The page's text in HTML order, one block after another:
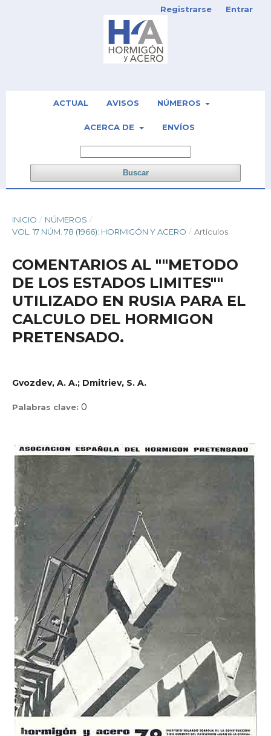
ACTUAL AVISOS NÚMEROS
ACERCA DE ENVÍOS
Buscar
Registrarse Entrar
INICIO / NÚMEROS /
VOL. 17 NÚM. 78 (1966): HORMIGÓN Y ACERO / Artículos
COMENTARIOS AL ""METODO
DE LOS ESTADOS LIMITES""
UTILIZADO EN RUSIA PARA EL
CALCULO DEL HORMIGON
PRETENSADO.
Gvozdev, A. A.; Dmitriev, S. A.
Palabras clave: 0